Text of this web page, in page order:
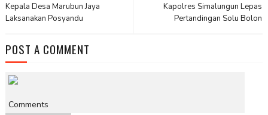
Kapolres Simalungun Lepas
Pertandingan Solu Bolon
Kepala Desa Marubun Jaya
Laksanakan Posyandu
POST A COMMENT
Comments